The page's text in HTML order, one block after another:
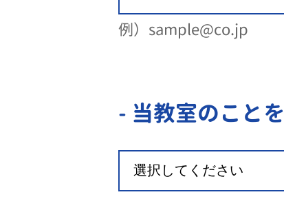
例）sample@co.jp
- 当教室のことを